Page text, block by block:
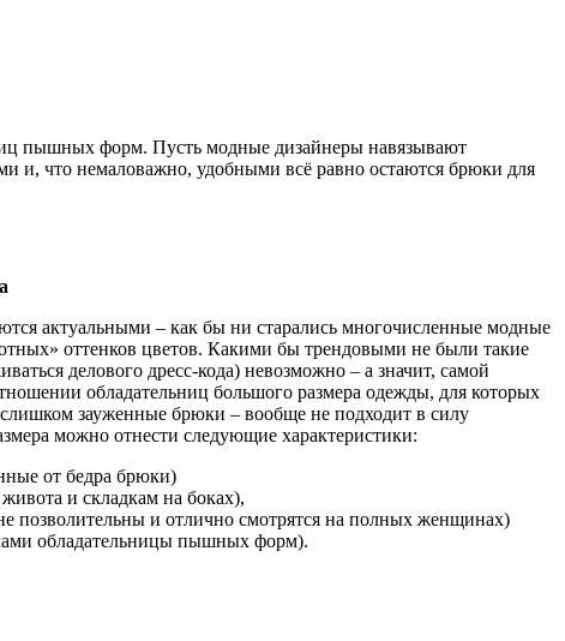
пышных форм. Пусть модные дизайнеры навязывают
и, что немаловажно, удобными всё равно остаются брюки для
актуальными – как бы ни старались многочисленные модные
оттенков цветов. Какими бы трендовыми не были такие
делового дресс-кода) невозможно – а значит, самой
обладательниц большого размера одежды, для которых
зауженные брюки – вообще не подходит в силу
можно отнести следующие характеристики:
от бедра брюки)
и складкам на боках),
позволительны и отлично смотрятся на полных женщинах)
обладательницы пышных форм).